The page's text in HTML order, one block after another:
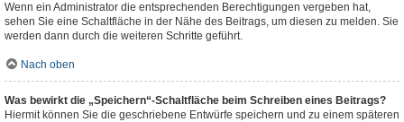
Wenn ein Administrator die entsprechenden Berechtigungen vergeben hat,
sehen Sie eine Schaltfläche in der Nähe des Beitrags, um diesen zu melden. Sie
werden dann durch die weiteren Schritte geführt.
Nach oben
Was bewirkt die „Speichern“-Schaltfläche beim Schreiben eines Beitrags?
Hiermit können Sie die geschriebene Entwürfe speichern und zu einem späteren